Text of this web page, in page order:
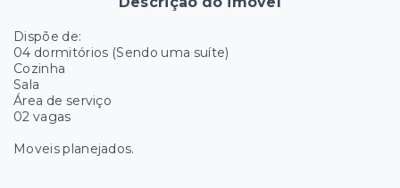
Dispõe de:
04 dormitórios (Sendo uma suíte)
Cozinha
Sala
Área de serviço
02 vagas
Moveis planejados.